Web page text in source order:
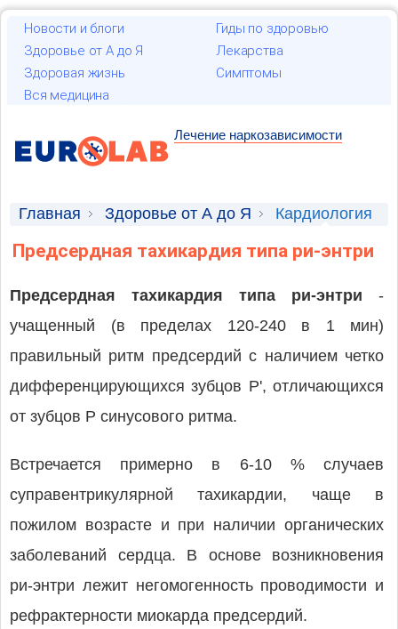
Новости и блоги
Гиды по здоровью
Здоровье от А до Я
Лекарства
Здоровая жизнь
Симптомы
Вся медицина
Лечение наркозависимости
Главная Здоровье от А до Я Кардиология
Предсердная тахикардия типа ри-энтри
Предсердная тахикардия типа ри-энтри -
учащенный (в пределах 120-240 в 1 мин)
правильный ритм предсердий с наличием четко
дифференцирующихся зубцов Р', отличающихся
от зубцов Р синусового ритма.
Встречается примерно в 6-10 % случаев
суправентрикулярной тахикардии, чаще в
пожилом возрасте и при наличии органических
заболеваний сердца. В основе возникновения
ри-энтри лежит негомогенность проводимости и
рефрактерности миокарда предсердий.